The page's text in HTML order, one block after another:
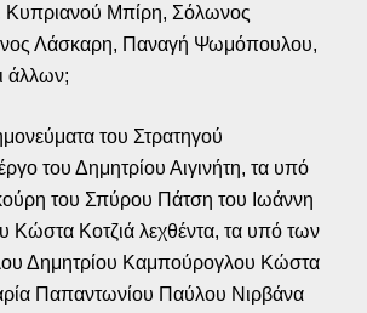
Κυπριανού Μπίρη, Σόλωνος
Λάσκαρη, Παναγή Ψωμόπουλου,
άλλων;
του Στρατηγού
του Δημητρίου Αιγινήτη, τα υπό
του Σπύρου Πάτση του Ιωάννη
Κώστα Κοτζιά λεχθέντα, τα υπό των
Δημητρίου Καμπούρογλου Κώστα
Παπαντωνίου Παύλου Νιρβάνα